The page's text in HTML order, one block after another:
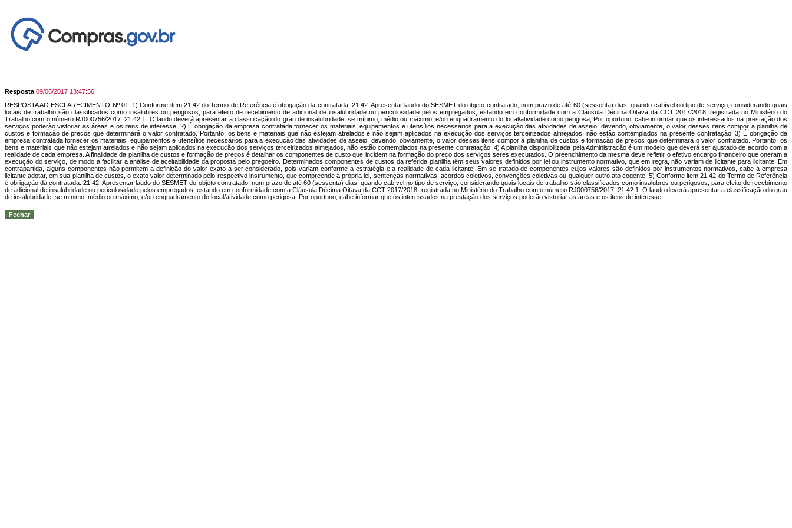
Resposta 09/06/2017 13:47:56
RESPOSTA AO ESCLARECIMENTO Nº 01: 1) Conforme item 21.42 do Termo de Referência é obrigação da contratada: 21.42. Apresentar laudo do SESMET do objeto contratado, num prazo de até 60 (sessenta) dias, quando cabível no tipo de serviço, considerando quais
locais de trabalho são classificados como insalubres ou perigosos, para efeito de recebimento de adicional de insalubridade ou periculosidade pelos empregados, estando em conformidade com a Cláusula Décima Oitava da CCT 2017/2018, registrada no Ministério do
Trabalho com o número RJ000756/2017. 21.42.1. O laudo deverá apresentar a classificação do grau de insalubridade, se mínimo, médio ou máximo, e/ou enquadramento do local/atividade como perigosa; Por oportuno, cabe informar que os interessados na prestação dos
serviços poderão vistoriar as áreas e os itens de interesse. 2) É obrigação da empresa contratada fornecer os materiais, equipamentos e utensílios necessários para a execução das atividades de asseio, devendo, obviamente, o valor desses itens compor a planilha de
custos e formação de preços que determinará o valor contratado. Portanto, os bens e materiais que não estejam atrelados e não sejam aplicados na execução dos serviços terceirizados almejados, não estão contemplados na presente contratação. 3) É obrigação da
empresa contratada fornecer os materiais, equipamentos e utensílios necessários para a execução das atividades de asseio, devendo, obviamente, o valor desses itens compor a planilha de custos e formação de preços que determinará o valor contratado. Portanto, os
bens e materiais que não estejam atrelados e não sejam aplicados na execução dos serviços terceirizados almejados, não estão contemplados na presente contratação. 4) A planilha disponibilizada pela Administração é um modelo que deverá ser ajustado de acordo com a
realidade de cada empresa. A finalidade da planilha de custos e formação de preços é detalhar os componentes de custo que incidem na formação do preço dos serviços seres executados. O preenchimento da mesma deve refletir o efetivo encargo financeiro que oneram a
execução do serviço, de modo a facilitar a análise de aceitabilidade da proposta pelo pregoeiro. Determinados componentes de custos da referida planilha têm seus valores definidos por lei ou instrumento normativo, que em regra, não variam de licitante para licitante. Em
contrapartida, alguns componentes não permitem a definição do valor exato a ser considerado, pois variam conforme a estratégia e a realidade de cada licitante. Em se tratado de componentes cujos valores são definidos por instrumentos normativos, cabe à empresa
licitante adotar, em sua planilha de custos, o exato valor determinado pelo respectivo instrumento, que compreende a própria lei, sentenças normativas, acordos coletivos, convenções coletivas ou qualquer outro ato cogente. 5) Conforme item 21.42 do Termo de Referência
é obrigação da contratada: 21.42. Apresentar laudo do SESMET do objeto contratado, num prazo de até 60 (sessenta) dias, quando cabível no tipo de serviço, considerando quais locais de trabalho são classificados como insalubres ou perigosos, para efeito de recebimento
de adicional de insalubridade ou periculosidade pelos empregados, estando em conformidade com a Cláusula Décima Oitava da CCT 2017/2018, registrada no Ministério do Trabalho com o número RJ000756/2017. 21.42.1. O laudo deverá apresentar a classificação do grau
de insalubridade, se mínimo, médio ou máximo, e/ou enquadramento do local/atividade como perigosa; Por oportuno, cabe informar que os interessados na prestação dos serviços poderão vistoriar as áreas e os itens de interesse.